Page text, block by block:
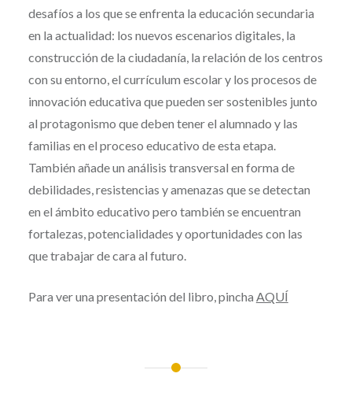
desafíos a los que se enfrenta la educación secundaria
en la actualidad: los nuevos escenarios digitales, la
construcción de la ciudadanía, la relación de los centros
con su entorno, el currículum escolar y los procesos de
innovación educativa que pueden ser sostenibles junto
al protagonismo que deben tener el alumnado y las
familias en el proceso educativo de esta etapa.
También añade un análisis transversal en forma de
debilidades, resistencias y amenazas que se detectan
en el ámbito educativo pero también se encuentran
fortalezas, potencialidades y oportunidades con las
que trabajar de cara al futuro.
Para ver una presentación del libro, pincha AQUÍ